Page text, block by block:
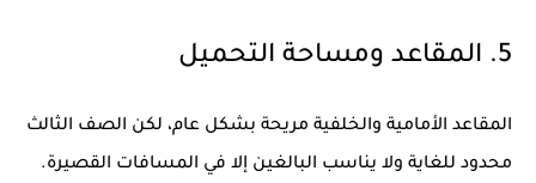
5. المقاعد ومساحة التحميل
المقاعد الأمامية والخلفية مريحة بشكل عام، لكن الصف الثالث
محدود للغاية ولا يناسب البالغين إلا في المسافات القصيرة.